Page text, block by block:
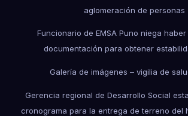
aglomeración de personas
Funcionario de EMSA Puno niega
documentación para obtener
Galería de imágenes – vigilia de
Gerencia regional de Desarrollo Social
cronograma para la entrega de terreno del